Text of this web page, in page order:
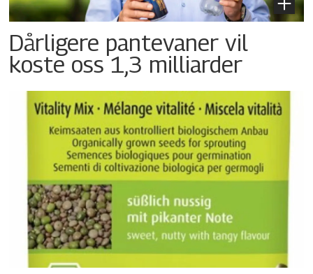
Dårligere pantevaner vil
koste oss 1,3 milliarder